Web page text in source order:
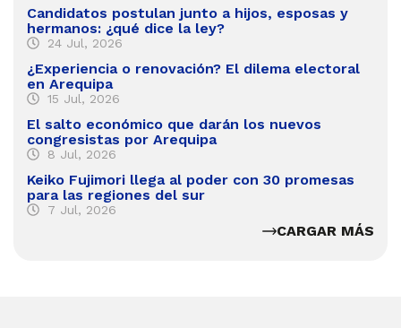
Candidatos postulan junto a hijos, esposas y
hermanos: ¿qué dice la ley?
24 Jul, 2026
¿Experiencia o renovación? El dilema electoral
en Arequipa
15 Jul, 2026
El salto económico que darán los nuevos
congresistas por Arequipa
8 Jul, 2026
Keiko Fujimori llega al poder con 30 promesas
para las regiones del sur
7 Jul, 2026
CARGAR MÁS